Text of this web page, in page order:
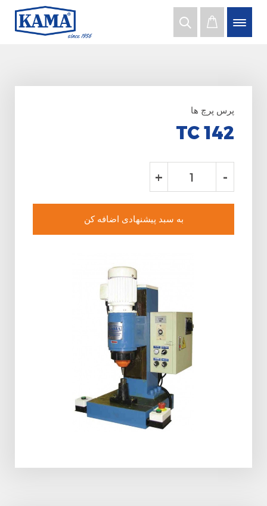
پرس پرچ ها
TC 142
-
+
به سبد پیشنهادی اضافه کن